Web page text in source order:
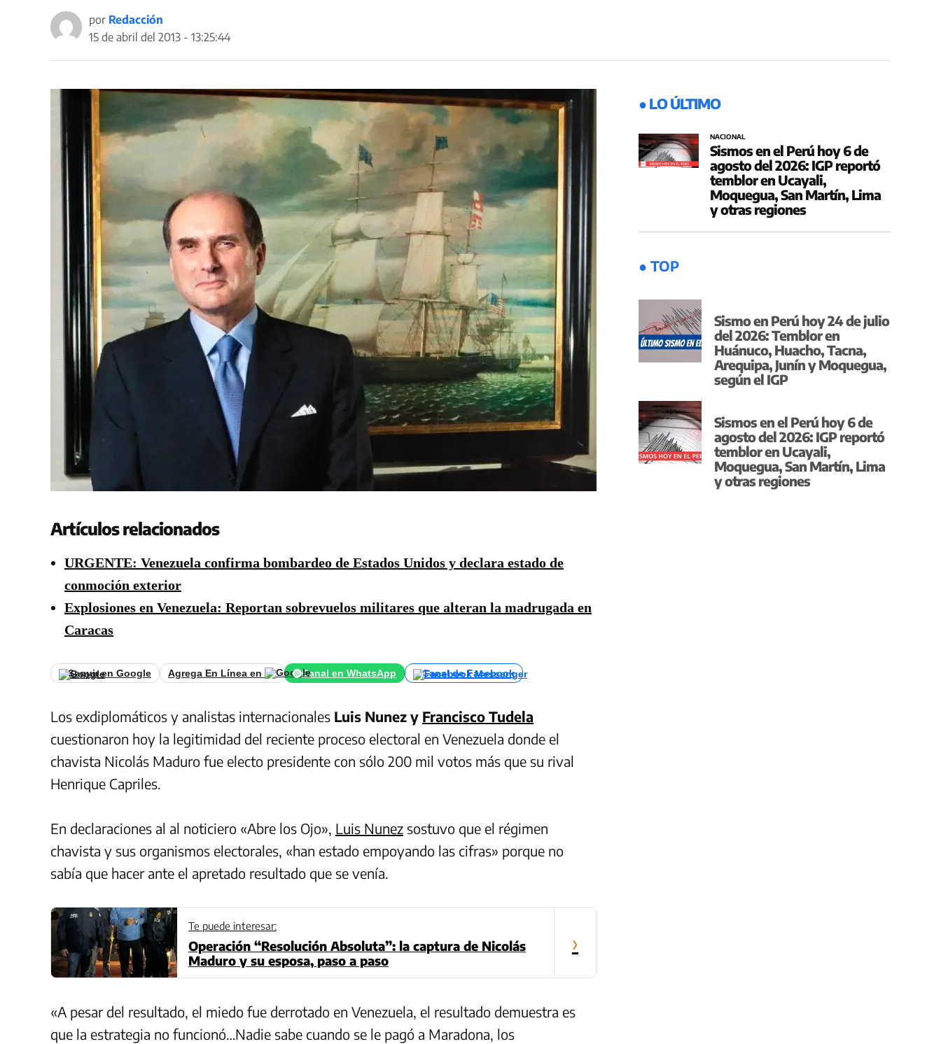
por Redacción
15 de abril del 2013 - 13:25:44
Artículos relacionados
URGENTE: Venezuela confirma bombardeo de Estados Unidos y declara estado de
conmoción exterior
Explosiones en Venezuela: Reportan sobrevuelos militares que alteran la madrugada en
Caracas
Seguir en Google Agrega En Línea en Canal en WhatsApp Canal de Facebook
Los exdiplomáticos y analistas internacionales Luis Nunez y Francisco Tudela
cuestionaron hoy la legitimidad del reciente proceso electoral en Venezuela donde el
chavista Nicolás Maduro fue electo presidente con sólo 200 mil votos más que su rival
Henrique Capriles.
En declaraciones al al noticiero «Abre los Ojo», Luis Nunez sostuvo que el régimen
chavista y sus organismos electorales, «han estado empoyando las cifras» porque no
sabía que hacer ante el apretado resultado que se venía.
Te puede interesar:
Operación “Resolución Absoluta”: la captura de Nicolás
Maduro y su esposa, paso a paso
›
«A pesar del resultado, el miedo fue derrotado en Venezuela, el resultado demuestra es
que la estrategia no funcionó…Nadie sabe cuando se le pagó a Maradona, los
● LO ÚLTIMO
NACIONAL
Sismos en el Perú hoy 6 de
agosto del 2026: IGP reportó
temblor en Ucayali,
Moquegua, San Martín, Lima
y otras regiones
● TOP
Sismo en Perú hoy 24 de julio
del 2026: Temblor en
Huánuco, Huacho, Tacna,
Arequipa, Junín y Moquegua,
según el IGP
Sismos en el Perú hoy 6 de
agosto del 2026: IGP reportó
temblor en Ucayali,
Moquegua, San Martín, Lima
y otras regiones